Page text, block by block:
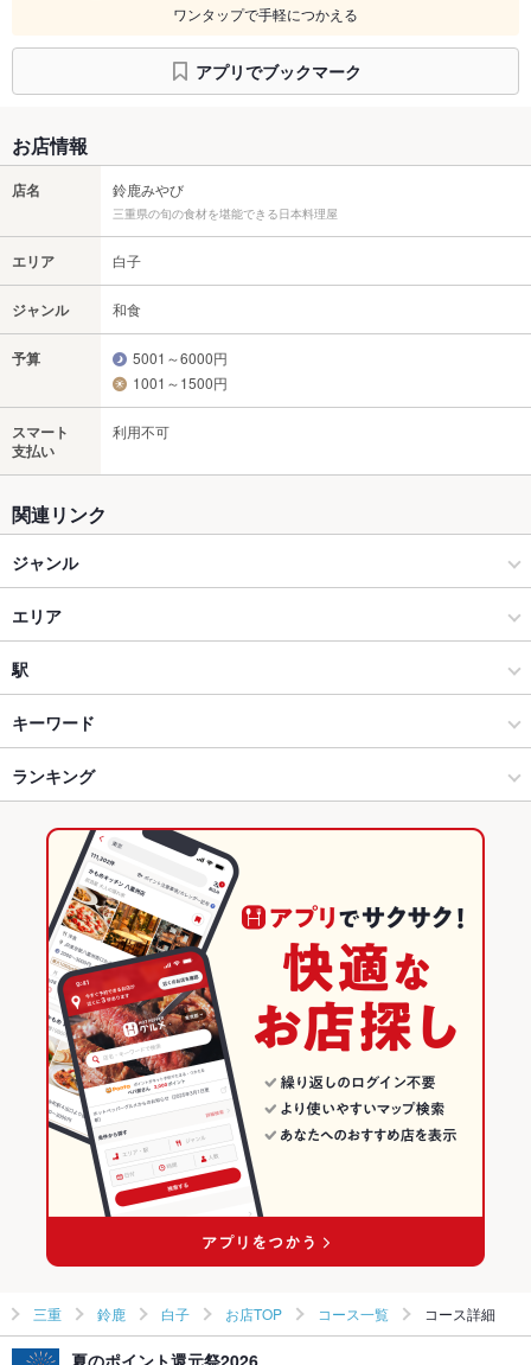
ワンタップで手軽につかえる
アプリでブックマーク
お店情報
店名 鈴鹿みやび
三重県の旬の食材を堪能できる日本料理屋
エリア 白子
ジャンル 和食
予算
5001～6000円
1001～1500円
スマート
支払い
利用不可
関連リンク
ジャンル
和食
日本料理・懐石・割烹
鈴鹿 × 和食
鈴鹿 × 日本料理・懐石・割烹
白子駅 × 和食
白子駅 × 日本料理・懐石・割烹
エリア
白子
白子 × 和食
白子 × 日本料理・懐石・割烹
三重 × 和食
三重 × 日本料理・懐石・割烹
駅
白子駅
キーワード
すき焼き
ランキング
三重のグルメランキング
三重の和食ランキング
三重の日本料理・懐石・割烹ランキング
鈴鹿のグルメランキング
鈴鹿の和食ランキング
白子のグルメランキング
白子の和食ランキング
三重 鈴鹿 白子 お店TOP コース一覧 コース詳細
夏のポイント還元祭2026